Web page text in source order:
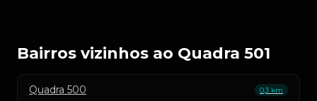
Bairros vizinhos ao Quadra 501
Quadra 500 0,3 km